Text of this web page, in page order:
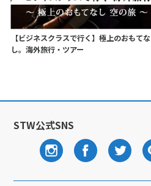
【ビジネスクラスで行く】極上のおもてな
し。海外旅行・ツアー
STW公式SNS